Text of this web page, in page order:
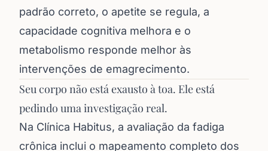
padrão correto, o apetite se regula, a
capacidade cognitiva melhora e o
metabolismo responde melhor às
intervenções de emagrecimento.
Seu corpo não está exausto à toa. Ele está
pedindo uma investigação real.
Na Clínica Habitus, a avaliação da fadiga
crônica inclui o mapeamento completo dos